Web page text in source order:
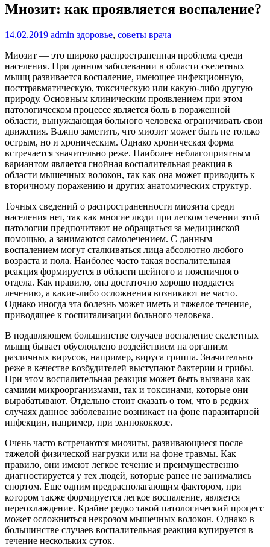
Миозит: как проявляется воспаление?
14.02.2019 admin здоровье, советы врача
Миозит — это широко распространенная проблема среди
населения. При данном заболевании в области скелетных
мышц развивается воспаление, имеющее инфекционную,
посттравматическую, токсическую или какую-либо другую
природу. Основным клиническим проявлением при этом
патологическом процессе является боль в пораженной
области, вынуждающая больного человека ограничивать свои
движения. Важно заметить, что миозит может быть не только
острым, но и хроническим. Однако хроническая форма
встречается значительно реже. Наиболее неблагоприятным
вариантом является гнойная воспалительная реакция в
области мышечных волокон, так как она может приводить к
вторичному поражению и других анатомических структур.
Точных сведений о распространенности миозита среди
населения нет, так как многие люди при легком течении этой
патологии предпочитают не обращаться за медицинской
помощью, а занимаются самолечением. С данным
воспалением могут сталкиваться лица абсолютно любого
возраста и пола. Наиболее часто такая воспалительная
реакция формируется в области шейного и поясничного
отдела. Как правило, она достаточно хорошо поддается
лечению, а какие-либо осложнения возникают не часто.
Однако иногда эта болезнь может иметь и тяжелое течение,
приводящее к госпитализации больного человека.
В подавляющем большинстве случаев воспаление скелетных
мышц бывает обусловлено воздействием на организм
различных вирусов, например, вируса гриппа. Значительно
реже в качестве возбудителей выступают бактерии и грибы.
При этом воспалительная реакция может быть вызвана как
самими микроорганизмами, так и токсинами, которые они
вырабатывают. Отдельно стоит сказать о том, что в редких
случаях данное заболевание возникает на фоне паразитарной
инфекции, например, при эхинококкозе.
Очень часто встречаются миозиты, развивающиеся после
тяжелой физической нагрузки или на фоне травмы. Как
правило, они имеют легкое течение и преимущественно
диагностируется у тех людей, которые ранее не занимались
спортом. Еще одним предрасполагающим фактором, при
котором также формируется легкое воспаление, является
переохлаждение. Крайне редко такой патологический процесс
может осложниться некрозом мышечных волокон. Однако в
большинстве случаев воспалительная реакция купируется в
течение нескольких суток.